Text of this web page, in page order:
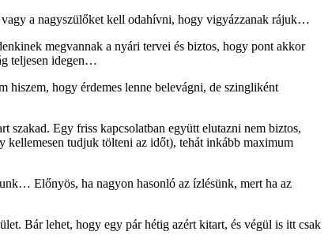
vagy a nagyszülőket kell odahívni, hogy vigyázzanak rájuk…
megvannak a nyári tervei és biztos, hogy pont akkor
teljesen idegen…
hiszem, hogy érdemes lenne belevágni, de szingliként
szakad. Egy friss kapcsolatban együtt elutazni nem biztos,
kellemesen tudjuk tölteni az időt), tehát inkább maximum
Előnyös, ha nagyon hasonló az ízlésünk, mert ha az
Bár lehet, hogy egy pár hétig azért kitart, és végül is itt csak